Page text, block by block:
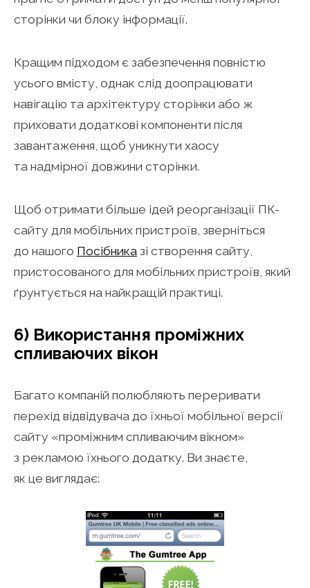
сторінки чи блоку інформації.
Кращим підходом є забезпечення повністю
усього вмісту, однак слід доопрацювати
навігацію та архітектуру сторінки або ж
приховати додаткові компоненти після
завантаження, щоб уникнути хаосу
та надмірної довжини сторінки.
Щоб отримати більше ідей реорганізації ПК-
сайту для мобільних пристроїв, зверніться
до нашого Посібниказі створення сайту,
пристосованого для мобільних пристроїв, який
ґрунтується на найкращій практиці.
6) Використання проміжних
спливаючих вікон
Багато компаній полюбляють переривати
перехід відвідувача до їхньої мобільної версії
сайту «проміжним спливаючим вікном»
з рекламою їхнього додатку. Ви знаєте,
як це виглядає: